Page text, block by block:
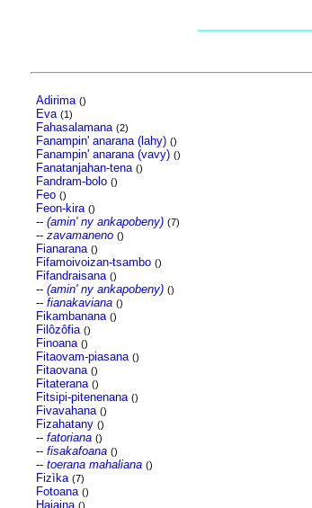
Adirima ()
Eva (1)
Fahasalamana (2)
Fanampin' anarana (lahy) ()
Fanampin' anarana (vavy) ()
Fanatanjahan-tena ()
Fandram-bolo ()
Feo ()
Feon-kira ()
-- (amin' ny ankapobeny) (7)
-- zavamaneno ()
Fianarana ()
Fifamoivoizan-tsambo ()
Fifandraisana ()
-- (amin' ny ankapobeny) ()
-- fianakaviana ()
Fikambanana ()
Filôzôfia ()
Finoana ()
Fitaovam-piasana ()
Fitaovana ()
Fitaterana ()
Fitsipi-pitenenana ()
Fivavahana ()
Fizahatany ()
-- fatoriana ()
-- fisakafoana ()
-- toerana mahaliana ()
Fizìka (7)
Fotoana ()
Haiaina ()